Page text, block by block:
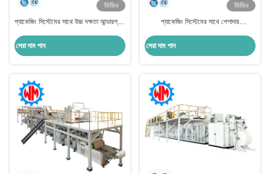
ভিডিও
প্যাকেজিং সিস্টেমের সাথে উচ্চ দক্ষতা আন্ডারপ্যাড
সেরা দাম পান
ভিডিও
প্যাকেজিং সিস্টেমের সাথে পেশাদার
সেরা দাম পান